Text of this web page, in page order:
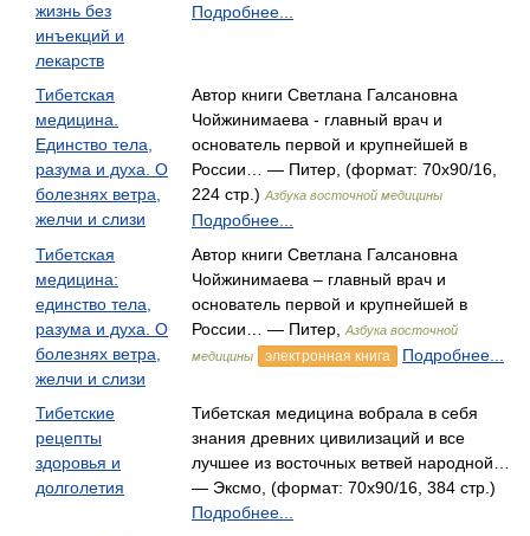
жизнь без
инъекций и
лекарств
Подробнее...
Тибетская
медицина.
Единство тела,
разума и духа. О
болезнях ветра,
желчи и слизи
Автор книги Светлана Галсановна
Чойжинимаева - главный врач и
основатель первой и крупнейшей в
России… — Питер, (формат: 70x90/16,
224 стр.) Азбука восточной медицины
Подробнее...
Тибетская
медицина:
единство тела,
разума и духа. О
болезнях ветра,
желчи и слизи
Автор книги Светлана Галсановна
Чойжинимаева – главный врач и
основатель первой и крупнейшей в
России… — Питер,
Азбука восточной
медицины
электронная книга Подробнее...
Тибетские
рецепты
здоровья и
долголетия
Тибетская медицина вобрала в себя
знания древних цивилизаций и все
лучшее из восточных ветвей народной…
— Эксмо, (формат: 70x90/16, 384 стр.)
Подробнее...